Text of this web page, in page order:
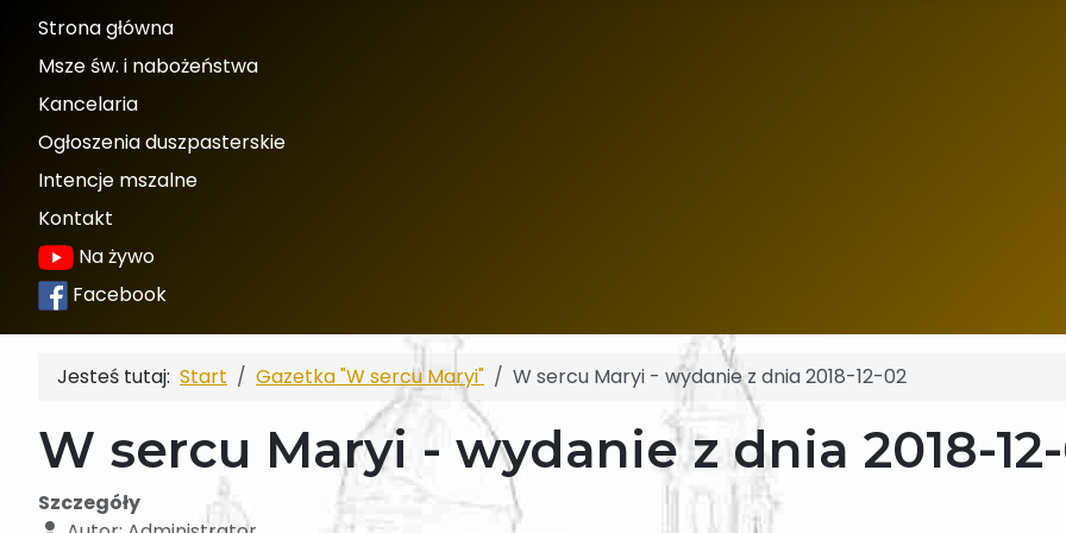
Strona główna
Msze św. i nabożeństwa
Kancelaria
Ogłoszenia duszpasterskie
Intencje mszalne
Kontakt
Na żywo
Facebook
Jesteś tutaj: Start Gazetka "W sercu Maryi" W sercu Maryi - wydanie z dnia 2018-12-02
W sercu Maryi - wydanie z dnia 2018-
Szczegóły